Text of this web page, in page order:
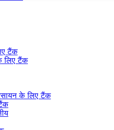
टैंक
लिए टैंक
के लिए टैंक